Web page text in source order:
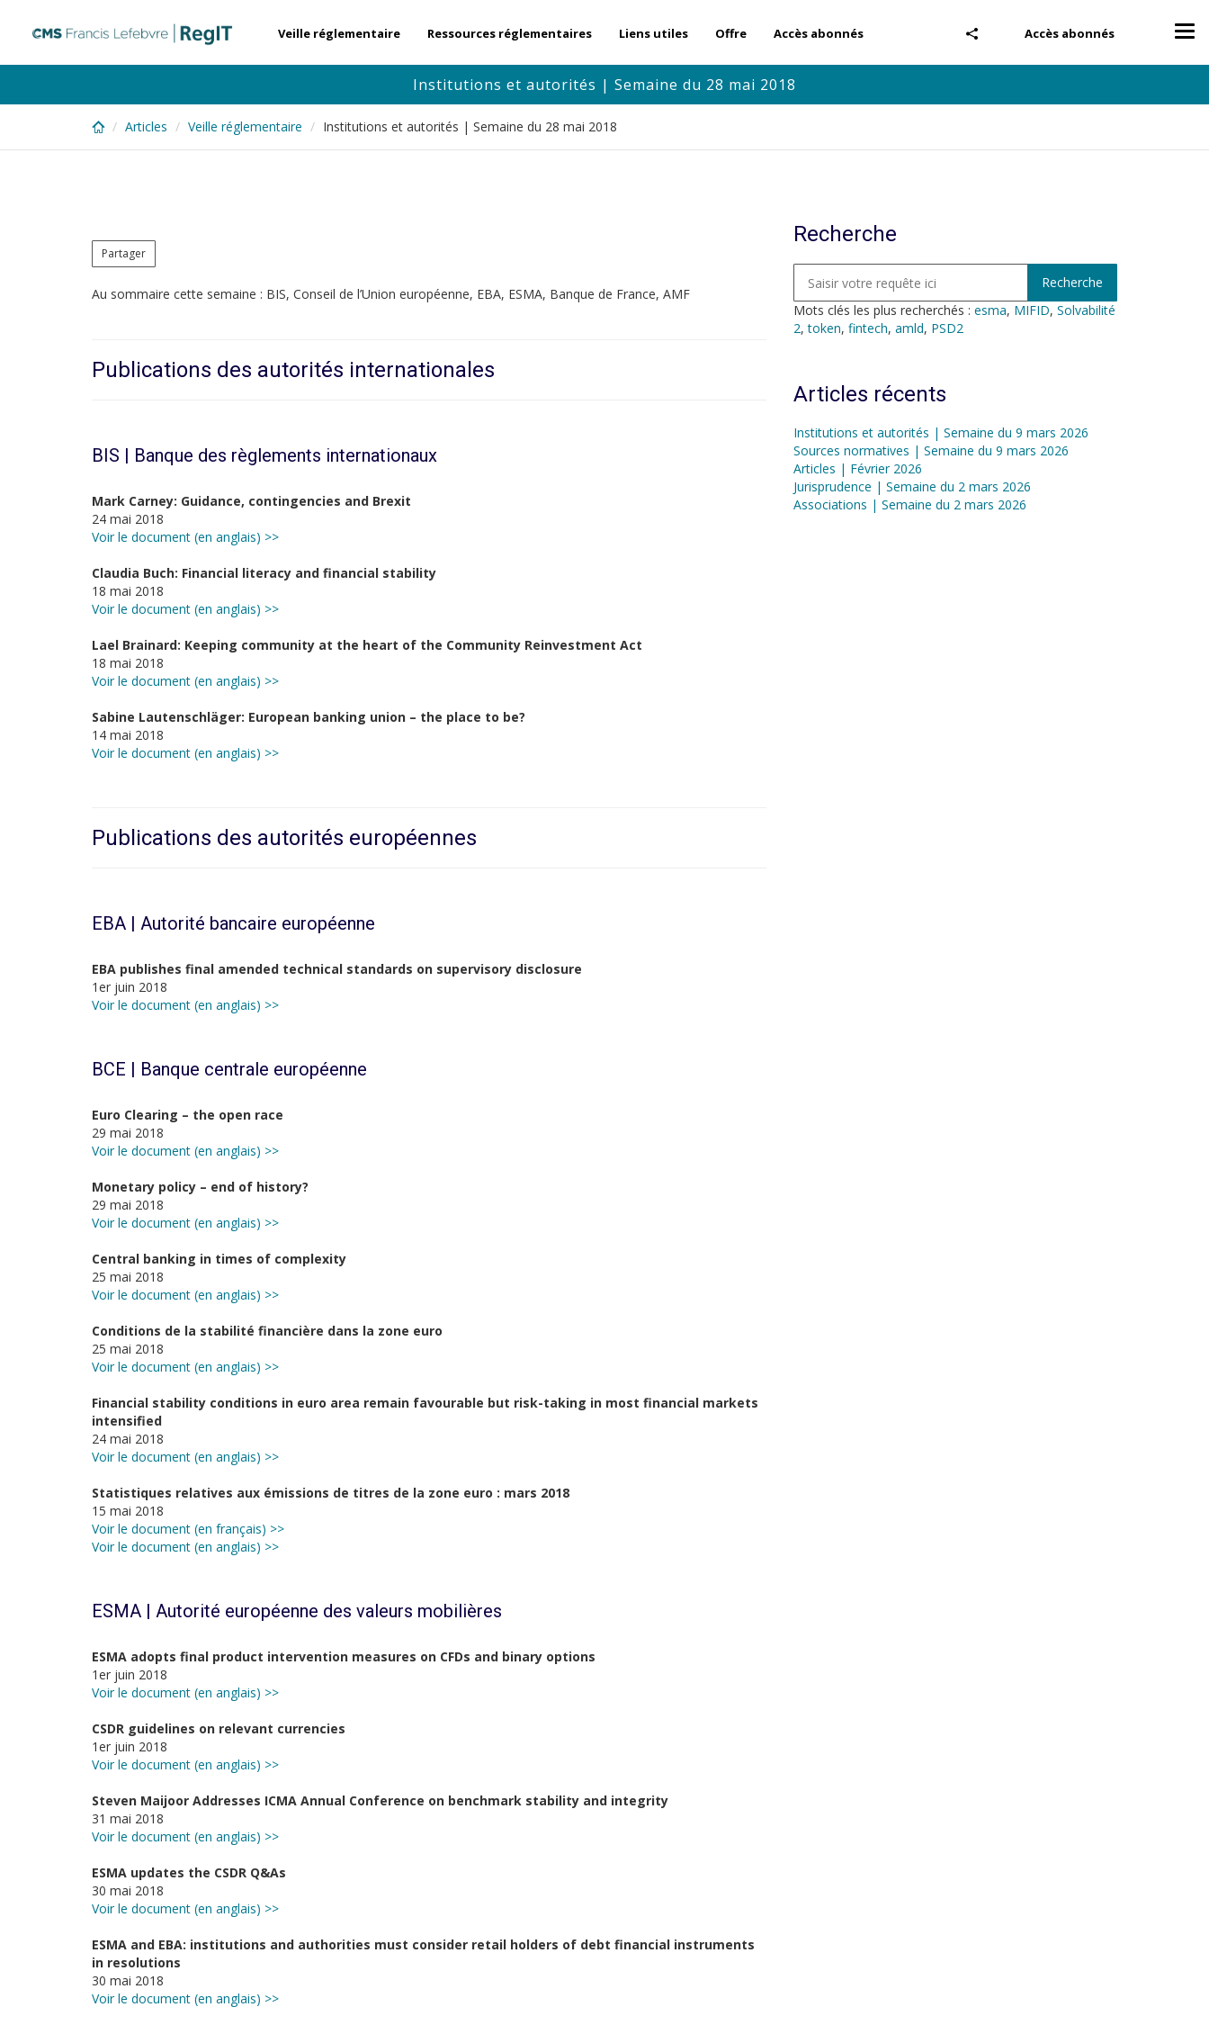
content
Accès abonnés
Veille réglementaire Ressources réglementaires Liens utiles Offre Accès abonnés
Institutions et autorités | Semaine du 28 mai 2018
Articles Veille réglementaire Institutions et autorités | Semaine du 28 mai 2018
Partager
Au sommaire cette semaine : BIS, Conseil de l’Union européenne, EBA, ESMA, Banque de France, AMF
Publications des autorités internationales
BIS | Banque des règlements internationaux
Mark Carney: Guidance, contingencies and Brexit
24 mai 2018
Voir le document (en anglais) >>
Claudia Buch: Financial literacy and financial stability
18 mai 2018
Voir le document (en anglais) >>
Lael Brainard: Keeping community at the heart of the Community Reinvestment Act
18 mai 2018
Voir le document (en anglais) >>
Sabine Lautenschläger: European banking union – the place to be?
14 mai 2018
Voir le document (en anglais) >>
Publications des autorités européennes
EBA | Autorité bancaire européenne
EBA publishes final amended technical standards on supervisory disclosure
1er juin 2018
Voir le document (en anglais) >>
BCE | Banque centrale européenne
Euro Clearing – the open race
29 mai 2018
Voir le document (en anglais) >>
Monetary policy – end of history?
29 mai 2018
Voir le document (en anglais) >>
Central banking in times of complexity
25 mai 2018
Voir le document (en anglais) >>
Conditions de la stabilité financière dans la zone euro
25 mai 2018
Voir le document (en anglais) >>
Financial stability conditions in euro area remain favourable but risk-taking in most financial markets
intensified
24 mai 2018
Voir le document (en anglais) >>
Statistiques relatives aux émissions de titres de la zone euro : mars 2018
15 mai 2018
Voir le document (en français) >>
Voir le document (en anglais) >>
ESMA | Autorité européenne des valeurs mobilières
ESMA adopts final product intervention measures on CFDs and binary options
1er juin 2018
Voir le document (en anglais) >>
CSDR guidelines on relevant currencies
1er juin 2018
Voir le document (en anglais) >>
Steven Maijoor Addresses ICMA Annual Conference on benchmark stability and integrity
31 mai 2018
Voir le document (en anglais) >>
ESMA updates the CSDR Q&As
30 mai 2018
Voir le document (en anglais) >>
ESMA and EBA: institutions and authorities must consider retail holders of debt financial instruments
in resolutions
30 mai 2018
Voir le document (en anglais) >>
Recherche
Mots clés les plus recherchés : esma, MIFID, Solvabilité
2,token, fintech, amld, PSD2
Articles récents
Institutions et autorités | Semaine du 9 mars 2026
Sources normatives | Semaine du 9 mars 2026
Articles | Février 2026
Jurisprudence | Semaine du 2 mars 2026
Associations | Semaine du 2 mars 2026